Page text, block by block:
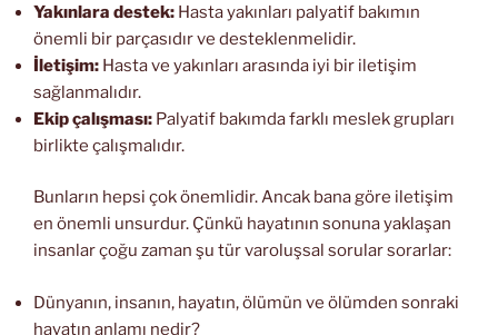
Yakınlara destek: Hasta yakınları palyatif bakımın
önemli bir parçasıdır ve desteklenmelidir.
İletişim: Hasta ve yakınları arasında iyi bir iletişim
sağlanmalıdır.
Ekip çalışması: Palyatif bakımda farklı meslek grupları
birlikte çalışmalıdır.
Bunların hepsi çok önemlidir. Ancak bana göre iletişim
en önemli unsurdur. Çünkü hayatının sonuna yaklaşan
insanlar çoğu zaman şu tür varoluşsal sorular sorarlar:
Dünyanın, insanın, hayatın, ölümün ve ölümden sonraki
hayatın anlamı nedir?